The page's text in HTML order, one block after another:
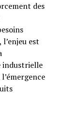
des
est
industrielle